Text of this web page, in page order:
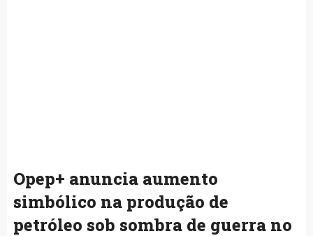
Opep+ anuncia aumento
simbólico na produção de
petróleo sob sombra de guerra no